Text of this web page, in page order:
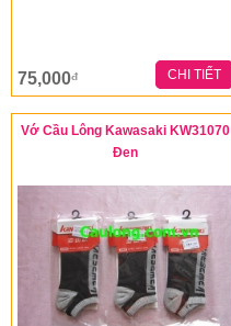
75,000đ CHI TIẾT
Vớ Cầu Lông Kawasaki KW31070
Đen